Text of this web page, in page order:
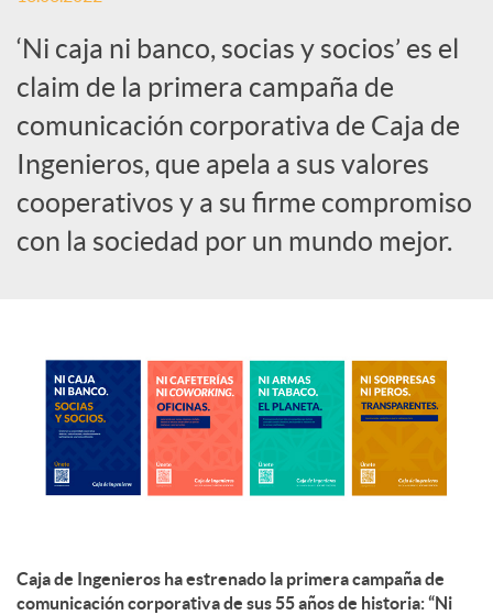
c
o
n
t
o
‘Ni caja ni banco, socias y socios’ es el
claim de la primera campaña de
comunicación corporativa de Caja de
Ingenieros, que apela a sus valores
cooperativos y a su firme compromiso
con la sociedad por un mundo mejor.
Caja de Ingenieros ha estrenado la primera campaña de
comunicación corporativa de sus 55 años de historia: “Ni